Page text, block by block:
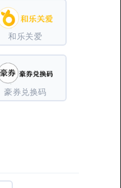
和乐关爱
豪券兑换码